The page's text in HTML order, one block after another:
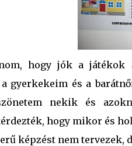
hogy jók a játékok
gyerkekeim és a
nekik és
hogy mikor és
képzést nem tervezek,